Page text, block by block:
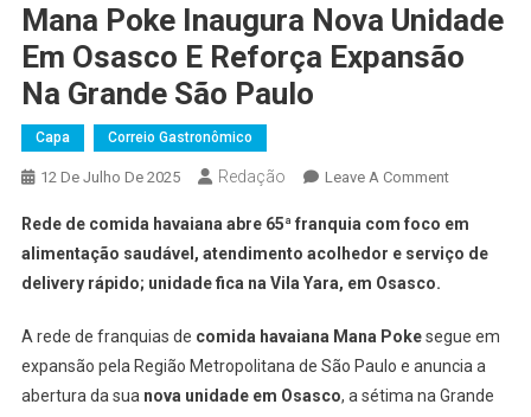
Mana Poke Inaugura Nova Unidade
Em Osasco E Reforça Expansão
Na Grande São Paulo
Capa Correio Gastronômico
12 De Julho De 2025 Redação Leave A CommentOn
Poke
Inaugura
Em
Osasco
E
Rede de comida havaiana abre 65ª franquia com foco em
alimentação saudável, atendimento acolhedor e serviço de
delivery rápido; unidade fica na Vila Yara, em Osasco.
A rede de franquias de comida havaiana Mana Pokesegue em
expansão pela Região Metropolitana de São Paulo e anuncia a
abertura da sua nova unidade em Osasco, a sétima na Grande